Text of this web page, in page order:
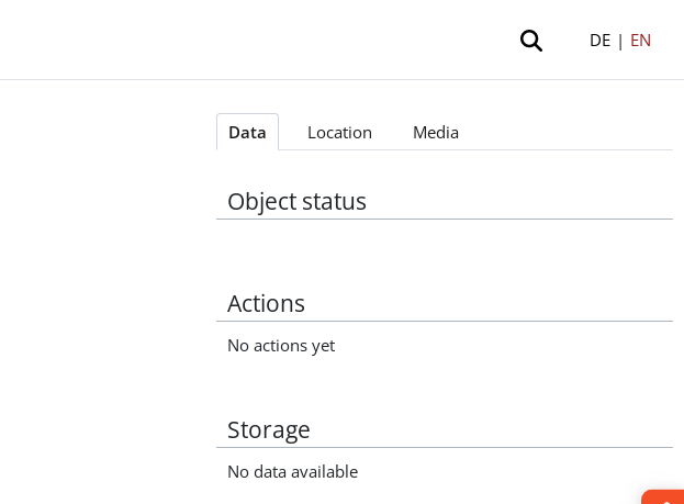
DE | EN
Data Location Media
Object status
Actions
No actions yet
Storage
No data available